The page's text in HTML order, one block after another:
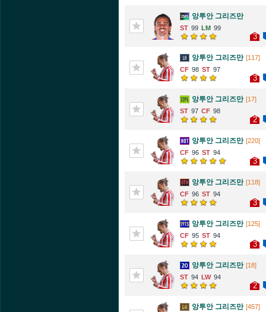
앙투안 그리즈만
99 99
3
앙투안 그리즈만 [117]
98
97
3
앙투안 그리즈만 [17]
97
98
2
앙투안 그리즈만 [220]
96
94
3
앙투안 그리즈만 [118]
96
94
3
앙투안 그리즈만 [125]
95
94
3
앙투안 그리즈만 [18]
94
94
2
앙투안 그리즈만 [457]